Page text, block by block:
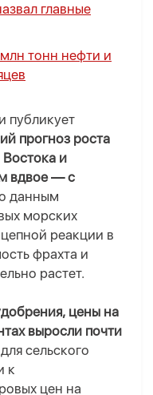
главные
тонн нефти и
публикует
прогноз роста
и
вдвое — с
данным
морских
реакции в
фрахта и
растет.
цены на
выросли почти
сельского
к
цен на